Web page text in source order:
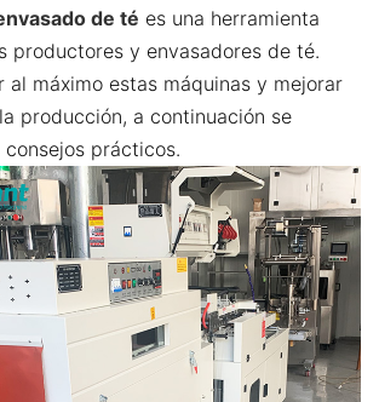
de té es una herramienta
productores y envasadores de té.
al máximo estas máquinas y mejorar
producción, a continuación se
prácticos.